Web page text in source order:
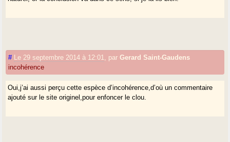
# Le 29 septembre 2014 à 12:01 parGerard Saint-Gaudens
incohérence
Oui,j’ai aussi perçu cette espèce d’incohérence,d’où un commentaire
ajouté sur le site originel,pour enfoncer le clou.